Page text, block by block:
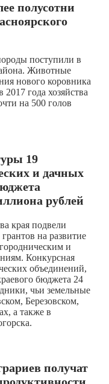
полусотни
поступили в
Животные
нового коровника
года хозяйства
на 500 голов
19
и дачных
рублей
края подвели
на развитие
и
Конкурсная
объединений,
бюджета 24
чьи земельные
Березовском,
а также в
получат